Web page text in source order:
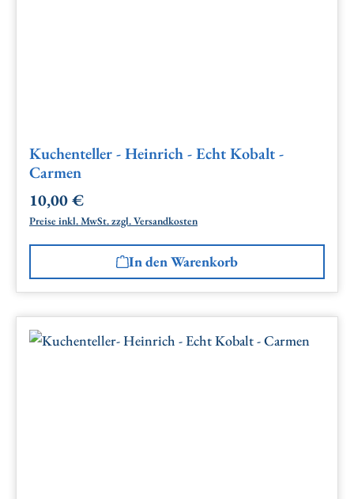
Kuchenteller - Heinrich - Echt Kobalt -
Carmen
Regulärer Preis:
10,00 €
Preise inkl. MwSt. zzgl. Versandkosten
In den Warenkorb